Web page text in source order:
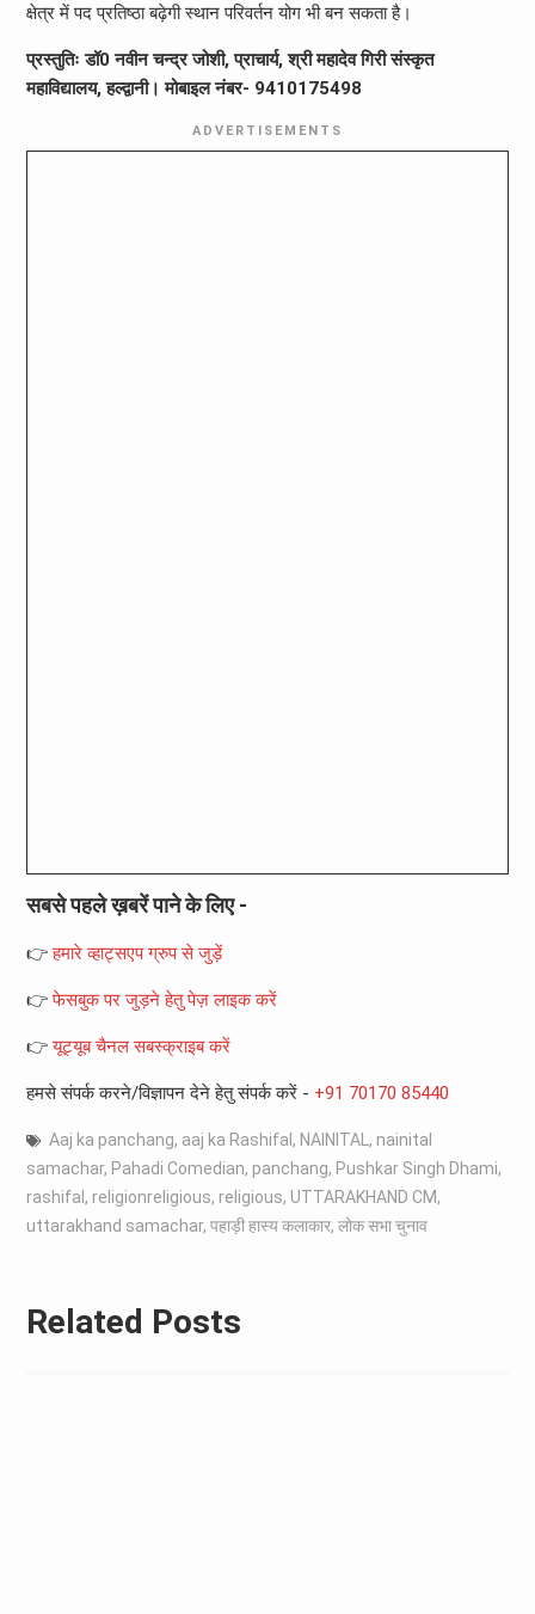
क्षेत्र में पद प्रतिष्ठा बढ़ेगी स्थान परिवर्तन योग भी बन सकता है।
प्रस्तुतिः डॉ0 नवीन चन्द्र जोशी, प्राचार्य, श्री महादेव गिरी संस्कृत
महाविद्यालय, हल्द्वानी। मोबाइल नंबर- 9410175498
ADVERTISEMENTS
सबसे पहले ख़बरें पाने के लिए -
👉हमारे व्हाट्सएप ग्रुप से जुड़ें
👉फेसबुक पर जुड़ने हेतु पेज़ लाइक करें
👉यूट्यूब चैनल सबस्क्राइब करें
हमसे संपर्क करने/विज्ञापन देने हेतु संपर्क करें - +91 70170 85440
Aaj ka panchang, aaj ka Rashifal , NAINITAL , nainital
samachar, Pahadi Comedian, panchang, Pushkar Singh Dhami,
rashifal , religionreligious, religious, UTTARAKHAND CM,
uttarakhand samachar, पहाड़ी हास्य कलाकार, लोक सभा चुनाव
Related Posts